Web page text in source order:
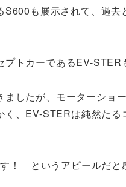
も展示されて、過
トカーであるEV-STER
したが、モーターショ
、EV-STERは純然た
！ というアピールだと